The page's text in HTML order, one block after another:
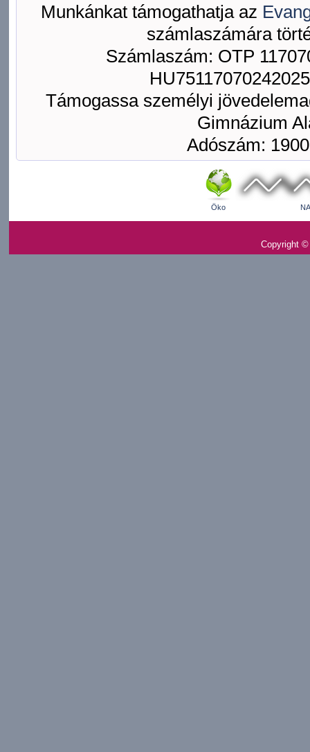
Munkánkat támogathatja az
számlaszámára
Számlaszám: OTP
Támogassa személyi
Gimnázium
Adószám:
Öko
Copyright